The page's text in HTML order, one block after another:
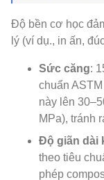
Độ bền cơ học
lý (ví dụ., in ấn,
Sức căng:
chuẩn
này lên
MPa), tránh
Độ giãn dài
theo tiêu
phép